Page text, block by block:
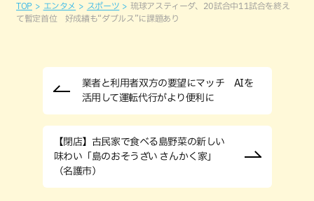
TOP エンタメ スポーツ
琉球アスティーダ、20試合中11試合を終え
て暫定首位 好成績も“ダブルス”に課題あり
業者と利用者双方の要望にマッチ AIを
活用して運転代行がより便利に
【閉店】古民家で食べる島野菜の新しい
味わい「島のおそうざい さんかく家」
（名護市）